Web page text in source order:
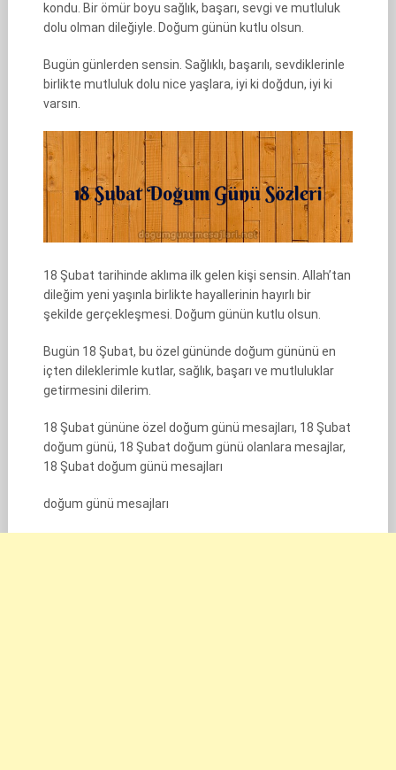
kondu. Bir ömür boyu sağlık, başarı, sevgi ve mutluluk
dolu olman dileğiyle. Doğum günün kutlu olsun.
Bugün günlerden sensin. Sağlıklı, başarılı, sevdiklerinle
birlikte mutluluk dolu nice yaşlara, iyi ki doğdun, iyi ki
varsın.
18 Şubat tarihinde aklıma ilk gelen kişi sensin. Allah’tan
dileğim yeni yaşınla birlikte hayallerinin hayırlı bir
şekilde gerçekleşmesi. Doğum günün kutlu olsun.
Bugün 18 Şubat, bu özel gününde doğum gününü en
içten dileklerimle kutlar, sağlık, başarı ve mutluluklar
getirmesini dilerim.
18 Şubat gününe özel doğum günü mesajları, 18 Şubat
doğum günü, 18 Şubat doğum günü olanlara mesajlar,
18 Şubat doğum günü mesajları
doğum günü mesajları